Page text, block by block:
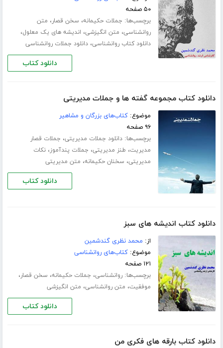
۵۰ صفحه
برچسب‌ها: جملات حکیمانه، سخن قصار، متن
روانشناسی، متن انگیزشی، اندیشه های یک معلول،
دانلود کتاب روانشناسی،دانلود جملات روانشناسی
دانلود کتاب
دانلود کتاب مجموعه گفته ها و جملات مدیریتی
موضوع:کتاب‌های بزرگان و مشاهیر
۹۶ صفحه
برچسب‌ها:دانلود جملات مدیریتی، جملات قصار
مدیریت، طنز مدیریتی، جملات پندآموز،نکات
مدیریتی، سخنان حکیمانه، متن مدیریتی
دانلود کتاب
دانلود کتاب اندیشه های سبز
از: محمد نظری گندشمین
موضوع:کتاب‌های روانشناسی
۱۲۱ صفحه
برچسب‌ها:روانشناسی، جملات حکیمانه، سخن قصار،
موفقیت، متن روانشناسی، متن انگیزشی
دانلود کتاب
دانلود کتاب بارقه های فکری من